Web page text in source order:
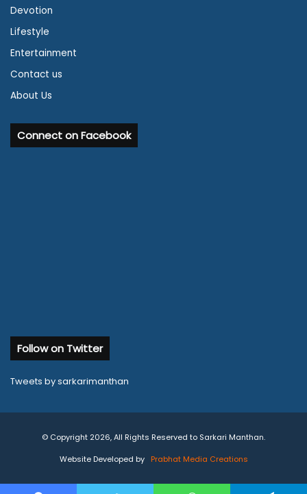
Devotion
Lifestyle
Entertainment
Contact us
About Us
Connect on Facebook
Follow on Twitter
Tweets by sarkarimanthan
© Copyright 2026, All Rights Reserved to Sarkari Manthan.
Website Developed by
Prabhat Media Creations